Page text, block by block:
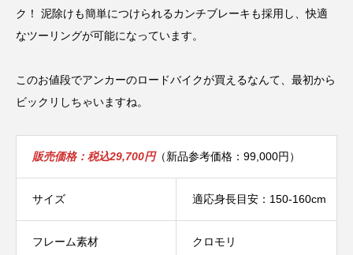
ク！ 泥除けも簡単につけられるカンチブレーキも採用し、快適
なツーリングが可能になっています。
このお値段でアンカーのロードバイクが買えるなんて、最初から
ビックリしちゃいますね。
販売価格：税込29,700円（新品参考価格：99,000円）
サイズ 適応身長目安：150-160cm
フレーム素材 クロモリ